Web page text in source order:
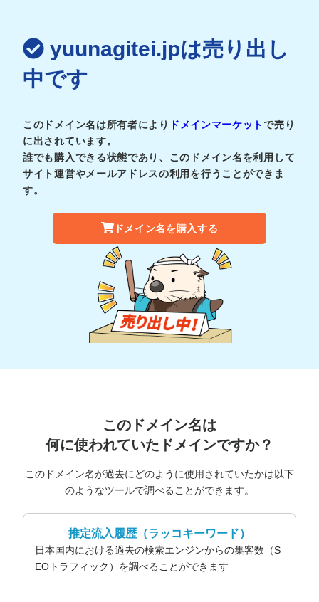
yuunagitei.jpは売り出し
中です
このドメイン名は所有者により ドメインマーケットで売り
に出されています。
誰でも購入できる状態であり、このドメイン名を利用して
サイト運営やメールアドレスの利用を行うことができま
す。
ドメイン名を購入する
このドメイン名は
何に使われていたドメインですか？
このドメイン名が過去にどのように使用されていたかは以下
のようなツールで調べることができます。
推定流入履歴（ラッコキーワード）
日本国内における過去の検索エンジンからの集客数（S
EOトラフィック）を調べることができます